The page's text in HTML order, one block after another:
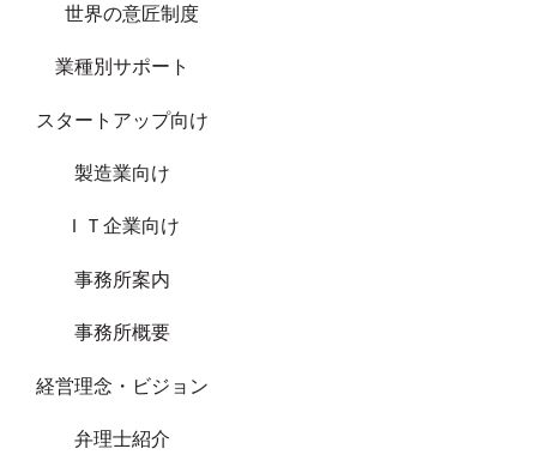
世界の意匠制度
業種別サポート
スタートアップ向け
製造業向け
ＩＴ企業向け
事務所案内
事務所概要
経営理念・ビジョン
弁理士紹介